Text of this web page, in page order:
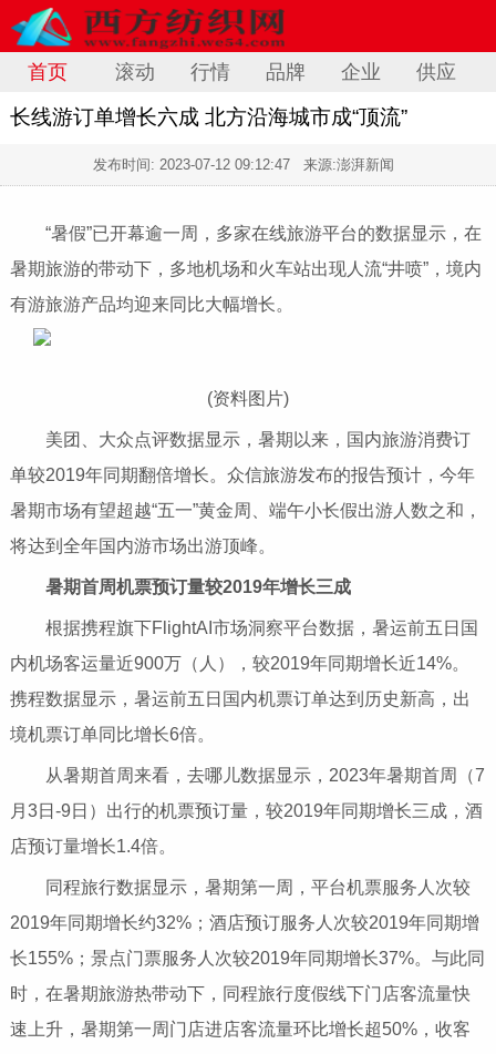
首页 滚动 行情 品牌 企业 供应
长线游订单增长六成 北方沿海城市成“顶流”
发布时间: 2023-07-12 09:12:47 来源:澎湃新闻
“暑假”已开幕逾一周，多家在线旅游平台的数据显示，在
暑期旅游的带动下，多地机场和火车站出现人流“井喷”，境内
有游旅游产品均迎来同比大幅增长。
(资料图片)
美团、大众点评数据显示，暑期以来，国内旅游消费订
单较2019年同期翻倍增长。众信旅游发布的报告预计，今年
暑期市场有望超越“五一”黄金周、端午小长假出游人数之和，
将达到全年国内游市场出游顶峰。
暑期首周机票预订量较2019年增长三成
根据携程旗下FlightAI市场洞察平台数据，暑运前五日国
内机场客运量近900万（人），较2019年同期增长近14%。
携程数据显示，暑运前五日国内机票订单达到历史新高，出
境机票订单同比增长6倍。
从暑期首周来看，去哪儿数据显示，2023年暑期首周（7
月3日-9日）出行的机票预订量，较2019年同期增长三成，酒
店预订量增长1.4倍。
同程旅行数据显示，暑期第一周，平台机票服务人次较
2019年同期增长约32%；酒店预订服务人次较2019年同期增
长155%；景点门票服务人次较2019年同期增长37%。与此同
时，在暑期旅游热带动下，同程旅行度假线下门店客流量快
速上升，暑期第一周门店进店客流量环比增长超50%，收客